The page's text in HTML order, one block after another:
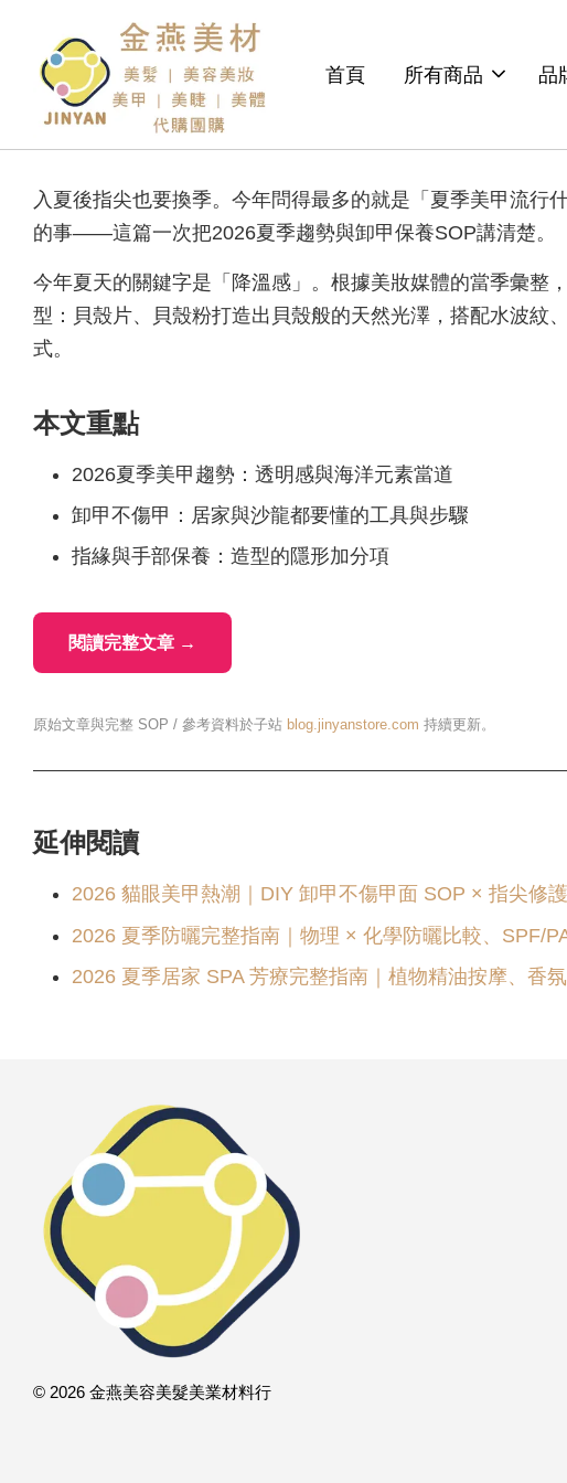
首頁 所有商品 品
入夏後指尖也要換季。今年問得最多的就是「夏季美甲流行
的事——這篇一次把2026夏季趨勢與卸甲保養SOP講清楚。
今年夏天的關鍵字是「降溫感」。根據美妝媒體的當季彙整
型：貝殼片、貝殼粉打造出貝殼般的天然光澤，搭配水波紋
式。
本文重點
2026夏季美甲趨勢：透明感與海洋元素當道
卸甲不傷甲：居家與沙龍都要懂的工具與步驟
指緣與手部保養：造型的隱形加分項
閱讀完整文章 →
原始文章與完整 SOP / 參考資料於子站 blog.jinyanstore.com 持續更新。
延伸閱讀
2026 貓眼美甲熱潮｜DIY 卸甲不傷甲面 SOP × 指尖修
2026 夏季防曬完整指南｜物理 × 化學防曬比較、SPF/
2026 夏季居家 SPA 芳療完整指南｜植物精油按摩、香
© 2026 金燕美容美髮美業材料行